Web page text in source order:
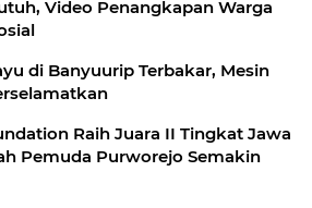
Video Penangkapan Warga
di Banyuurip Terbakar, Mesin
Raih Juara II Tingkat Jawa
Pemuda Purworejo Semakin